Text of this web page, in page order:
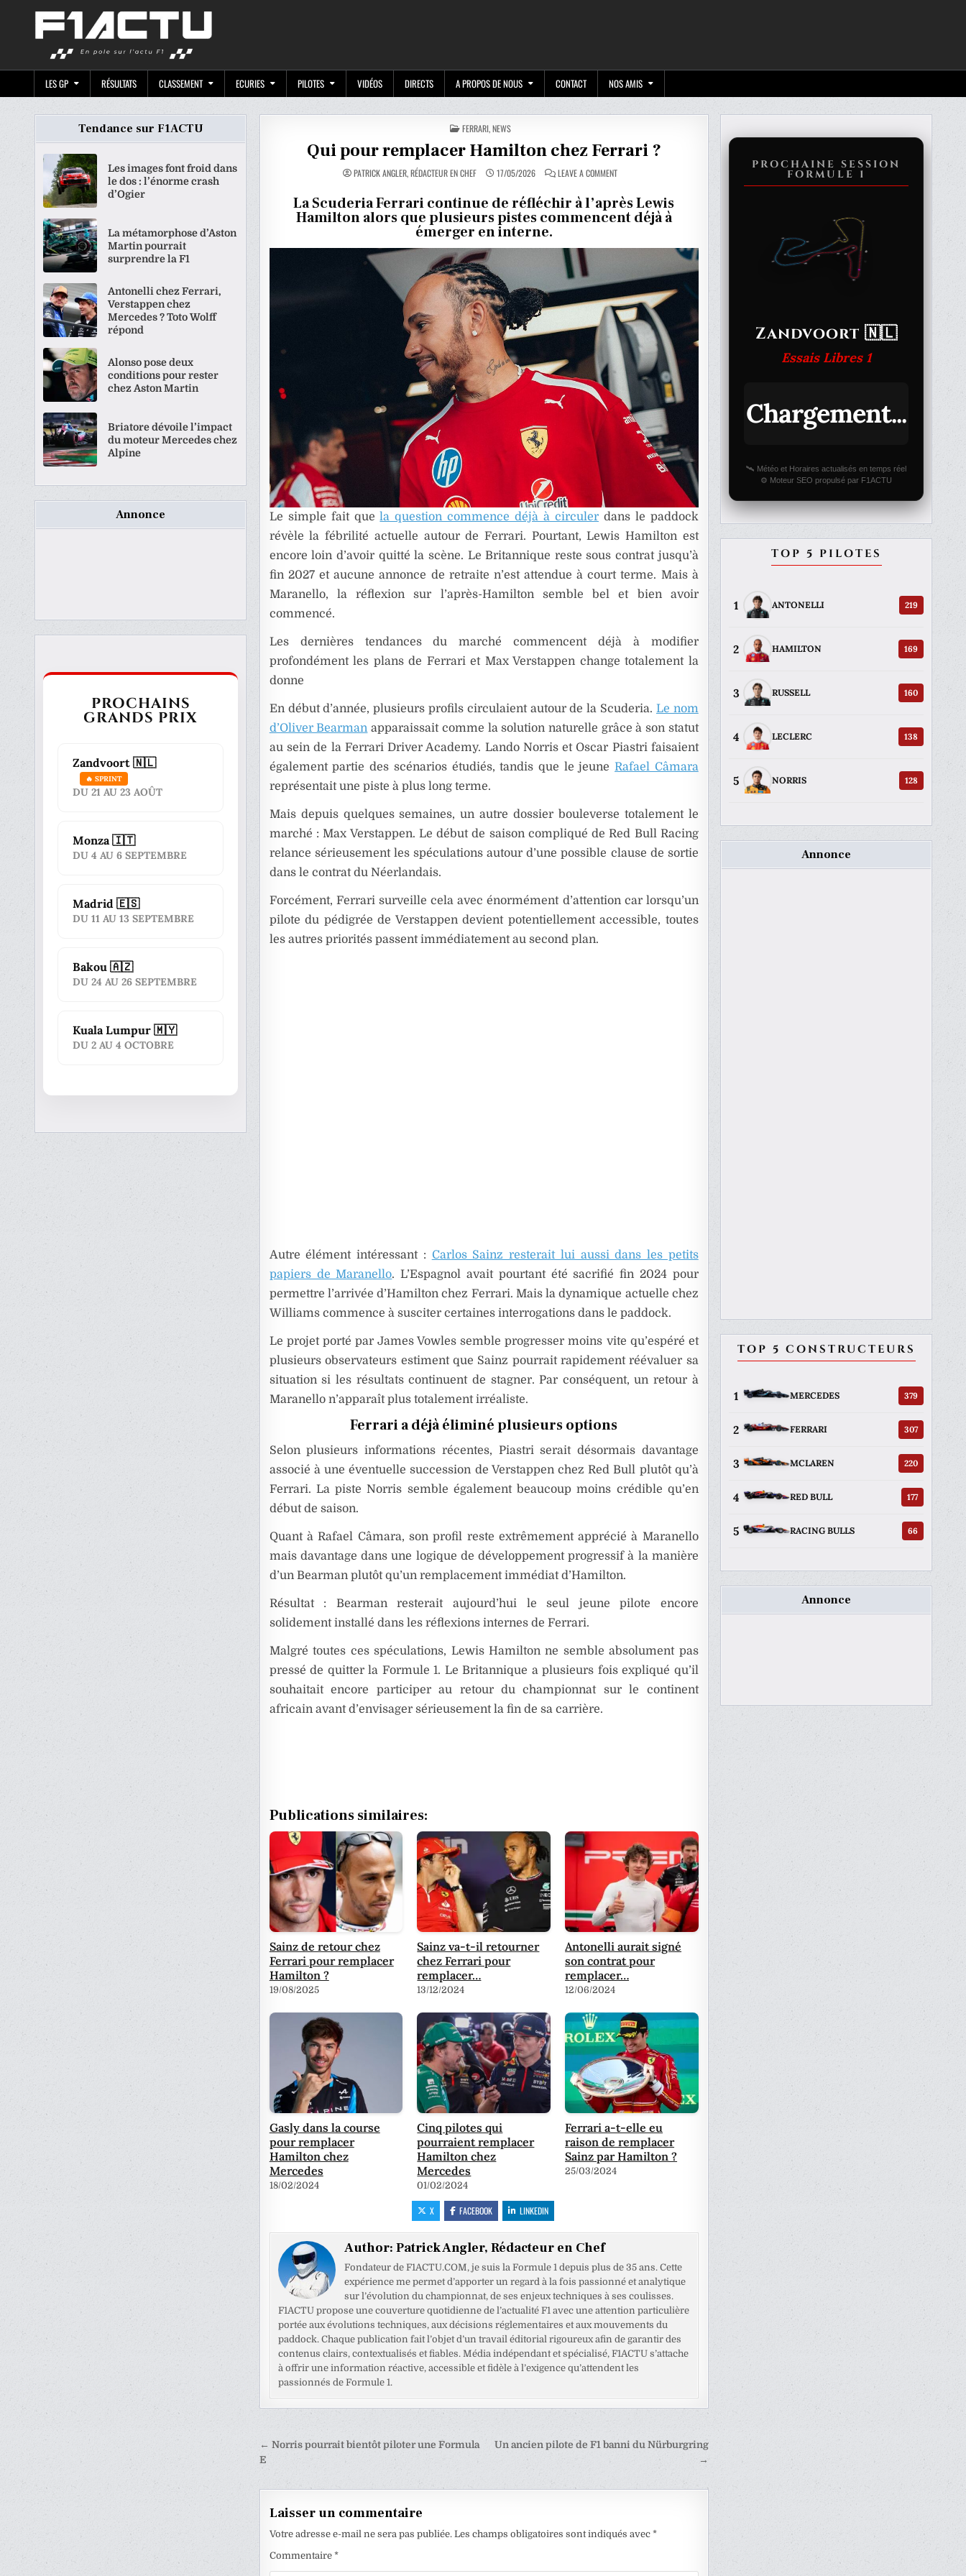
LES GP RÉSULTATS CLASSEMENT ECURIES PILOTES VIDÉOS DIRECTS A PROPOS DE NOUS CONTACT NOS AMIS
POSTED
IN
FERRARI,NEWS
Qui pour remplacer Hamilton chez Ferrari ?
PATRICK ANGLER, RÉDACTEUR EN CHEF 17/05/2026 LEAVE A COMMENTON
REMPLACER
HAMILTON
CHEZ
FERRARI
La Scuderia Ferrari continue de réfléchir à l’après Lewis
Hamilton alors que plusieurs pistes commencent déjà à
émerger en interne.
Le simple fait quela question commence déjà à circuler dans le paddock
révèle la fébrilité actuelle autour de Ferrari. Pourtant, Lewis Hamilton est
encore loin d’avoir quitté la scène. Le Britannique reste sous contrat jusqu’à
fin 2027 et aucune annonce de retraite n’est attendue à court terme. Mais à
Maranello, la réflexion sur l’après-Hamilton semble bel et bien avoir
commencé.
Les dernières tendances du marché commencent déjà à modifier
profondément les plans de Ferrari et Max Verstappen change totalement la
donne
En début d’année, plusieurs profils circulaient autour de la Scuderia. Le nom
d’Oliver Bearman apparaissait comme la solution naturelle grâce à son statut
au sein de la Ferrari Driver Academy. Lando Norris et Oscar Piastri faisaient
également partie des scénarios étudiés, tandis que le jeuneRafael Câmara
représentait une piste à plus long terme.
Mais depuis quelques semaines, un autre dossier bouleverse totalement le
marché : Max Verstappen. Le début de saison compliqué de Red Bull Racing
relance sérieusement les spéculations autour d’une possible clause de sortie
dans le contrat du Néerlandais.
Forcément, Ferrari surveille cela avec énormément d’attention car lorsqu’un
pilote du pédigrée de Verstappen devient potentiellement accessible, toutes
les autres priorités passent immédiatement au second plan.
Autre élément intéressant : Carlos Sainz resterait lui aussi dans les petits
papiers de Maranello. L’Espagnol avait pourtant été sacrifié fin 2024 pour
permettre l’arrivée d’Hamilton chez Ferrari. Mais la dynamique actuelle chez
Williams commence à susciter certaines interrogations dans le paddock.
Le projet porté par James Vowles semble progresser moins vite qu’espéré et
plusieurs observateurs estiment que Sainz pourrait rapidement réévaluer sa
situation si les résultats continuent de stagner. Par conséquent, un retour à
Maranello n’apparaît plus totalement irréaliste.
Ferrari a déjà éliminé plusieurs options
Selon plusieurs informations récentes, Piastri serait désormais davantage
associé à une éventuelle succession de Verstappen chez Red Bull plutôt qu’à
Ferrari. La piste Norris semble également beaucoup moins crédible qu’en
début de saison.
Quant à Rafael Câmara, son profil reste extrêmement apprécié à Maranello
mais davantage dans une logique de développement progressif à la manière
d’un Bearman plutôt qu’un remplacement immédiat d’Hamilton.
Résultat : Bearman resterait aujourd’hui le seul jeune pilote encore
solidement installé dans les réflexions internes de Ferrari.
Malgré toutes ces spéculations, Lewis Hamilton ne semble absolument pas
pressé de quitter la Formule 1. Le Britannique a plusieurs fois expliqué qu’il
souhaitait encore participer au retour du championnat sur le continent
africain avant d’envisager sérieusement la fin de sa carrière.
Publications similaires:
Sainz de retour chez
Ferrari pour remplacer
Hamilton ?
19/08/2025
Sainz va-t-il retourner
chez Ferrari pour
remplacer…
13/12/2024
Antonelli aurait signé
son contrat pour
remplacer…
12/06/2024
Gasly dans la course
pour remplacer
Hamilton chez
Mercedes
18/02/2024
Cinq pilotes qui
pourraient remplacer
Hamilton chez
Mercedes
01/02/2024
Ferrari a-t-elle eu
raison de remplacer
Sainz par Hamilton ?
25/03/2024
X FACEBOOK LINKEDIN
Author: Patrick Angler, Rédacteur en Chef
Fondateur de F1ACTU.COM, je suis la Formule 1 depuis plus de 35 ans. Cette
expérience me permet d’apporter un regard à la fois passionné et analytique
sur l’évolution du championnat, de ses enjeux techniques à ses coulisses.
F1ACTU propose une couverture quotidienne de l’actualité F1 avec une attention particulière
portée aux évolutions techniques, aux décisions réglementaires et aux mouvements du
paddock. Chaque publication fait l’objet d’un travail éditorial rigoureux afin de garantir des
contenus clairs, contextualisés et fiables. Média indépendant et spécialisé, F1ACTU s’attache
à offrir une information réactive, accessible et fidèle à l’exigence qu’attendent les
passionnés de Formule 1.
Navigation
de
l’article
Un ancien pilote de F1 banni du Nürburgring
→
← Norris pourrait bientôt piloter une Formula
E
Laisser un commentaire
Votre adresse e-mail ne sera pas publiée. Les champs obligatoires sont indiqués avec *
Commentaire *
Tendance sur F1ACTU
Les images font froid dans
le dos : l’énorme crash
d’Ogier
La métamorphose d’Aston
Martin pourrait
surprendre la F1
Antonelli chez Ferrari,
Verstappen chez
Mercedes ? Toto Wolff
répond
Alonso pose deux
conditions pour rester
chez Aston Martin
Briatore dévoile l’impact
du moteur Mercedes chez
Alpine
Annonce
PROCHAINS
GRANDS PRIX
Zandvoort 🇳🇱
🔥 SPRINT
DU 21 AU 23 AOÛT
Monza 🇮🇹
DU 4 AU 6 SEPTEMBRE
Madrid 🇪🇸
DU 11 AU 13 SEPTEMBRE
Bakou 🇦🇿
DU 24 AU 26 SEPTEMBRE
Kuala Lumpur 🇲🇾
DU 2 AU 4 OCTOBRE
PROCHAINE SESSION
FORMULE 1
Zandvoort 🇳🇱
Essais Libres 1
Chargement...
🛰️ Météo et Horaires actualisés en temps réel
⚙️ Moteur SEO propulsé par F1ACTU
TOP 5 PILOTES
1 ANTONELLI 219
2 HAMILTON 169
3 RUSSELL 160
4 LECLERC 138
5 NORRIS 128
Annonce
TOP 5 CONSTRUCTEURS
1 MERCEDES 379
2 FERRARI 307
3 MCLAREN 220
4 RED BULL 177
5 RACING BULLS 66
Annonce